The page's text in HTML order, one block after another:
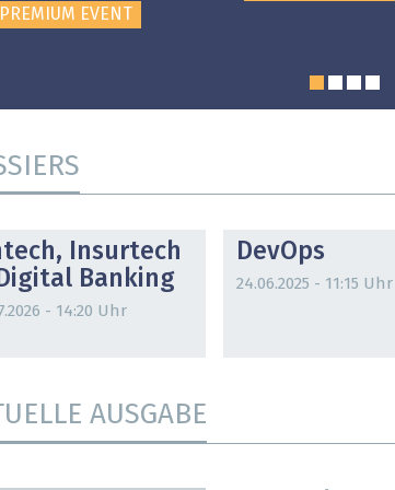
PREMIUM EVENT
Insurtech
Banking
- 14:20 Uhr
DevOps
24.06.2025 - 11:15 Uhr
AUSGABE